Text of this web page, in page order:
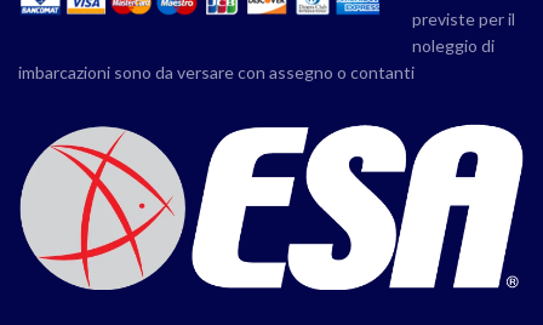
previste per il
noleggio di
imbarcazioni sono da versare con assegno o contanti